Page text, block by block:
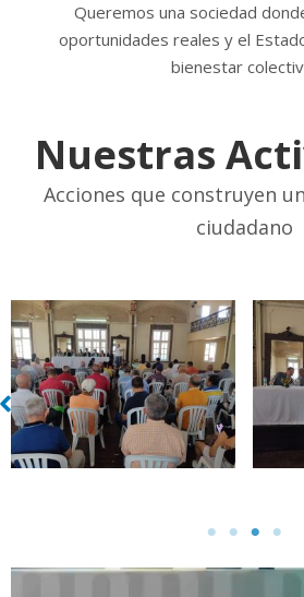
Queremos una sociedad
oportunidades reales y el
bienestar
Nuestras
Acciones que construyen
ciudadano
Sin leyenda